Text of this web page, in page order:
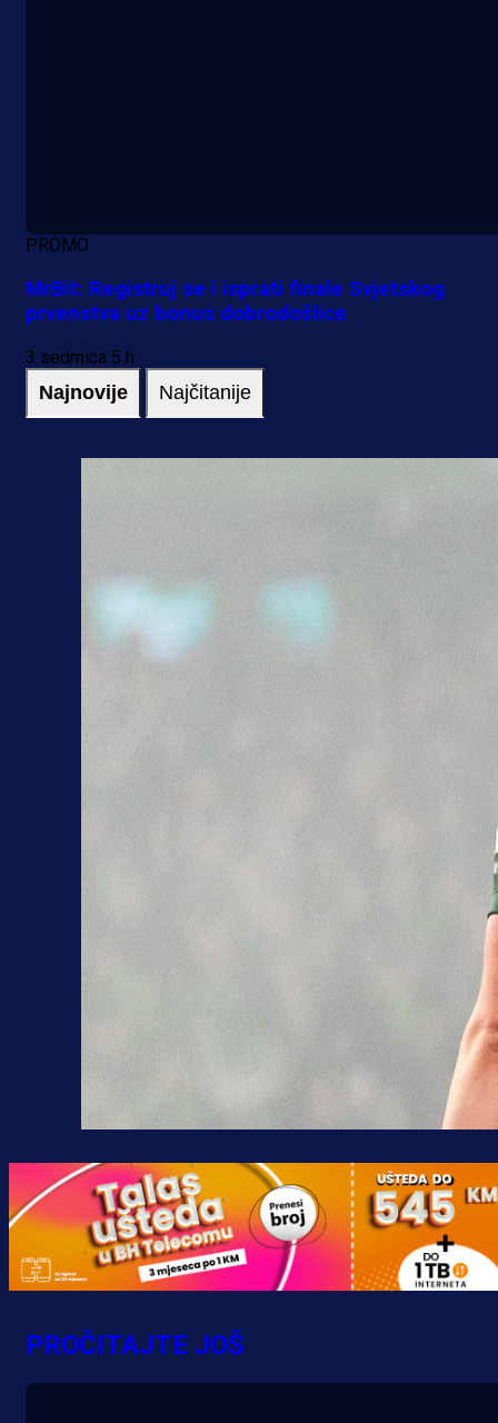
PROMO
MrBit: Registruj se i isprati finale Svjetskog
prvenstva uz bonus dobrodošlice
3 sedmica 5 h
Najnovije Najčitanije
PROČITAJTE JOŠ